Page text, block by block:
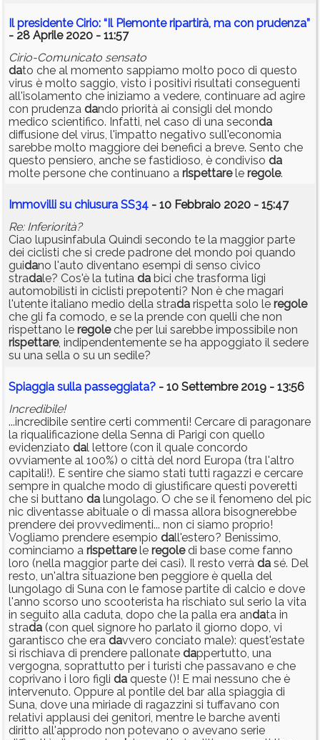
Il presidente Cirio: “Il Piemonte ripartirà, ma con prudenza”
- 28 Aprile 2020 - 11:57
Cirio-Comunicato sensato
dato che al momento sappiamo molto poco di questo
virus è molto saggio, visto i positivi risultati conseguenti
all'isolamento che iniziamo a vedere, continuare ad agire
con prudenza dando priorità ai consigli del mondo
medico scientifico. Infatti, nel caso di una seconda
diffusione del virus, l'impatto negativo sull'economia
sarebbe molto maggiore dei benefici a breve. Sento che
questo pensiero, anche se fastidioso, è condiviso da
molte persone che continuano a rispettarele regole.
Immovilli su chiusura SS34 - 10 Febbraio 2020 - 15:47
Re: Inferiorità?
Ciao lupusinfabula Quindi secondo te la maggior parte
dei ciclisti che si crede padrone del mondo poi quando
guidano l'auto diventano esempi di senso civico
stradale? Cos'è la tutina da bici che trasforma ligi
automobilisti in ciclisti prepotenti? Non è che magari
l'utente italiano medio della strada rispetta solo le regole
che gli fa comodo, e se la prende con quelli che non
rispettano le regoleche per lui sarebbe impossibile non
rispettare, indipendentemente se ha appoggiato il sedere
su una sella o su un sedile?
Spiaggia sulla passeggiata? - 10 Settembre 2019 - 13:56
Incredibile!
...incredibile sentire certi commenti! Cercare di paragonare
la riqualificazione della Senna di Parigi con quello
evidenziato dal lettore (con il quale concordo
ovviamente al 100%) o città del nord Europa (tra l'altro
capitali!). E sentire che siamo stati tutti ragazzi e cercare
sempre in qualche modo di giustificare questi poveretti
che si buttano da lungolago. O che se il fenomeno del pic
nic diventasse abituale o di massa allora bisognerebbe
prendere dei provvedimenti... non ci siamo proprio!
Vogliamo prendere esempio dall'estero? Benissimo,
cominciamo a rispettarele regoledi base come fanno
loro (nella maggior parte dei casi). Il resto verrà da sé. Del
resto, un'altra situazione ben peggiore è quella del
lungolago di Suna con le famose partite di calcio e dove
l'anno scorso uno scooterista ha rischiato sul serio la vita
in seguito alla caduta, dopo che la palla era andata in
strada (con quel signore ho parlato il giorno dopo, vi
garantisco che era davvero conciato male): quest'estate
si rischiava di prendere pallonate dappertutto, una
vergogna, soprattutto per i turisti che passavano e che
coprivano i loro figli da queste ()! E mai nessuno che è
intervenuto. Oppure al pontile del bar alla spiaggia di
Suna, dove una miriade di ragazzini si tuffavano con
relativi applausi dei genitori, mentre le barche aventi
diritto all'approdo non potevano o avevano serie